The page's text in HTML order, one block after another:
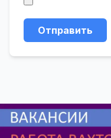
Отправить